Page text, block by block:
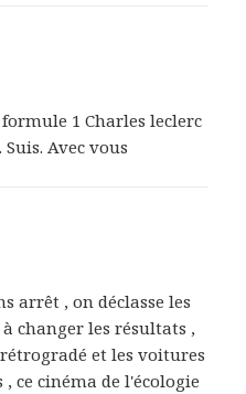
1 Charles leclerc
Avec vous
arrêt , on déclasse les
changer les résultats ,
et les voitures
ce cinéma de l'écologie